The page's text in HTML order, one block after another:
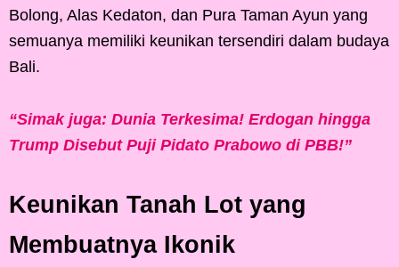
Bolong, Alas Kedaton, dan Pura Taman Ayun yang
semuanya memiliki keunikan tersendiri dalam budaya
Bali.
“Simak juga: Dunia Terkesima! Erdogan hingga
Trump Disebut Puji Pidato Prabowo di PBB!”
Keunikan Tanah Lot yang
Membuatnya Ikonik